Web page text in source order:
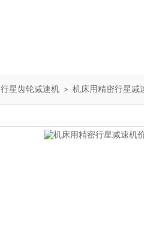
行星齿轮减速机 ＞ 机床用精密行星减